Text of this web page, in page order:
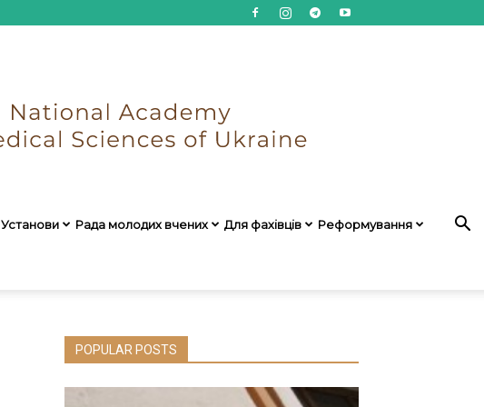
Установи Рада молодих вчених Для фахівців Реформування
POPULAR POSTS